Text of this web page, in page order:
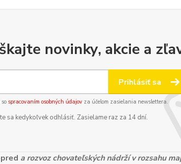
novinky, akcie a
Prihlásiť sa
spracovaním osobných údajovza účelom zasielania newslettera.
sa kedykoľvek odhlásiť. Zasielame raz za 14 dní.
a rozvoz chovateľských nádrží v rozsahu